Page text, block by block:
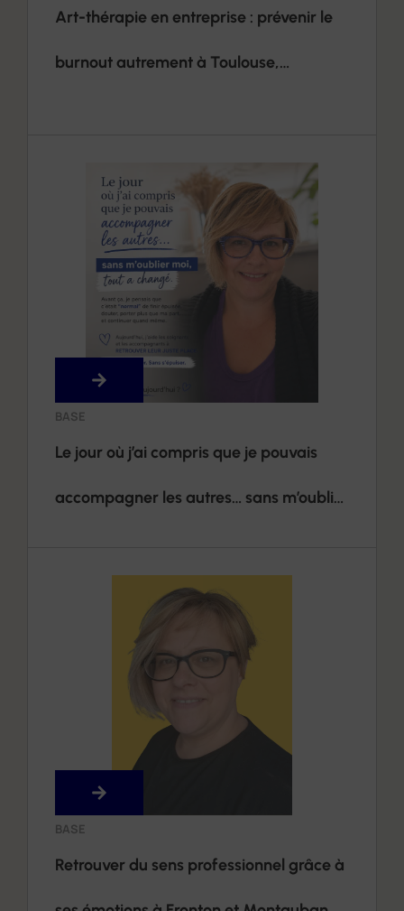
Art-thérapie en entreprise : prévenir le
burnout autrement à Toulouse,
BASE
Le jour où j’ai compris que je pouvais
accompagner les autres… sans m’oublier
BASE
Retrouver du sens professionnel grâce à